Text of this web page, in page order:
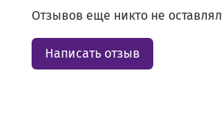
Отзывов еще никто не оставлял
Написать отзыв